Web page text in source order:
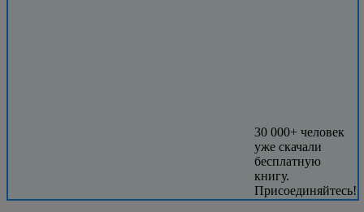
30 000+ человек
уже скачали
бесплатную
книгу.
Присоединяйтесь!